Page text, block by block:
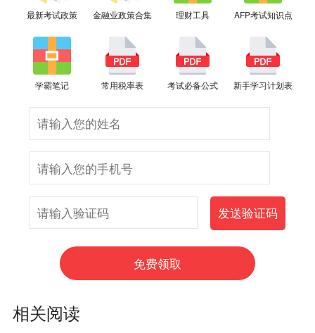
最新考试政策 金融业政策合集 理财工具 AFP考试知识点
学霸笔记 常用税率表 考试必备公式 新手学习计划表
相关阅读